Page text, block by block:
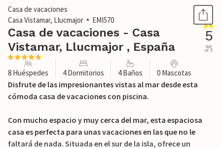
Casa de vacaciones
Casa Vistamar, Llucmajor
EMI570
Casa de vacaciones - Casa
Vistamar, Llucmajor , España
5
out
of 5
8 Huéspedes 4 Dormitorios 4 Baños 0 Mascotas
Disfrute de las impresionantes vistas al mar desde esta
cómoda casa de vacaciones con piscina.
Con mucho espacio y muy cerca del mar, esta espaciosa
casa es perfecta para unas vacaciones en las que no le
faltará de nada. Situada en el sur de la isla, ofrece un